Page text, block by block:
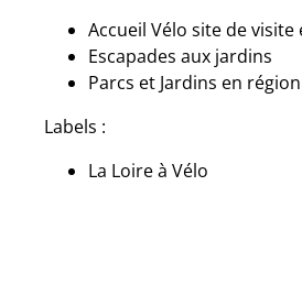
Accueil Vélo site de visite
Escapades aux jardins
Parcs et Jardins en
Labels :
La Loire à Vélo